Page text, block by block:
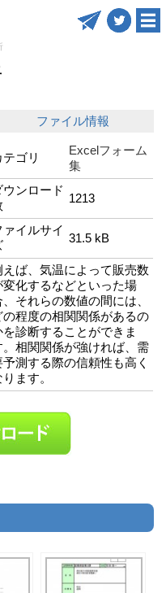
ファイル情報
テゴリ
Excelフォーム
集
ウンロード
1213
ァイルサイ
31.5 kB
えば、気温によって販売数
変化するなどといった場
、それらの数値の間には、
の程度の相関関係があるの
を診断することができま
。相関関係が強ければ、需
予測する際の信頼性も高く
ります。